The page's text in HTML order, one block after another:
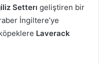
Setterı geliştiren bir
İngiltere’ye
Laverack